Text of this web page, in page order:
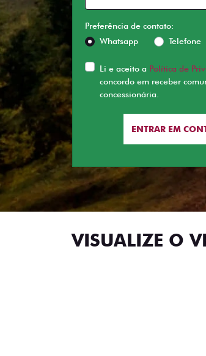
Preferência de contato:
Whatsapp
Telefone
Li e aceito a Política de
concordo em receber
concessionária.
ENTRAR EM
VISUALIZE O